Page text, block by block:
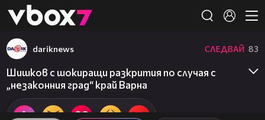
👾
dariknews СЛЕДВАЙ 83
Шишков с шокиращи разкрития по случая с
„незаконния град“ край Варна